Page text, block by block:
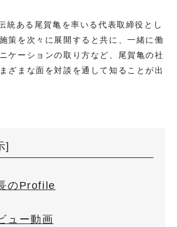
統ある尾賀亀を率いる代表取締役とし
策を次々に展開すると共に、一緒に働
ケーションの取り方など、尾賀亀の社
ざまな面を対談を通して知ることが出
]
のProfile
ュー動画